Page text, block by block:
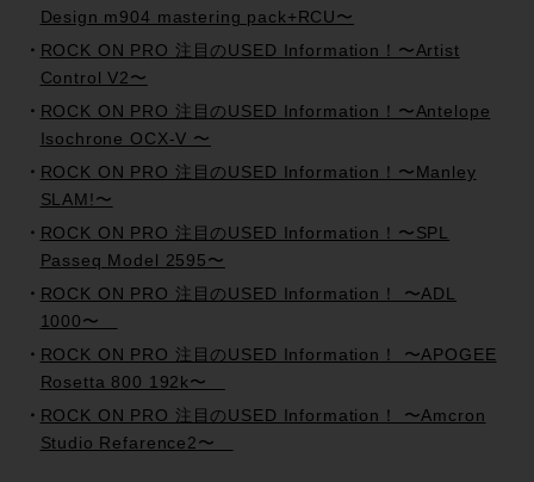
Design m904 mastering pack+RCU〜
ROCK ON PRO 注目のUSED Information！〜Artist
Control V2〜
ROCK ON PRO 注目のUSED Information！〜Antelope
Isochrone OCX-V 〜
ROCK ON PRO 注目のUSED Information！〜Manley
SLAM!〜
ROCK ON PRO 注目のUSED Information！〜SPL
Passeq Model 2595〜
ROCK ON PRO 注目のUSED Information！ 〜ADL
1000〜
ROCK ON PRO 注目のUSED Information！ 〜APOGEE
Rosetta 800 192k〜
ROCK ON PRO 注目のUSED Information！ 〜Amcron
Studio Refarence2〜